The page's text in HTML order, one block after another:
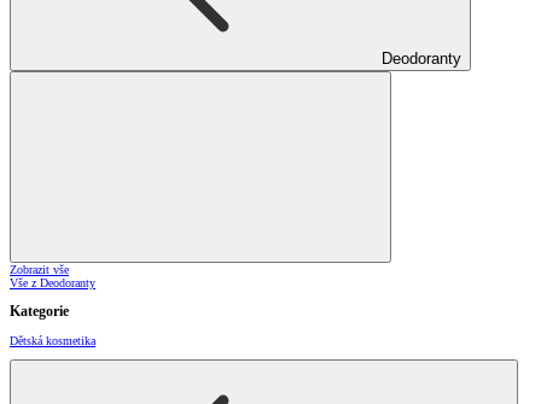
Deodoranty
Zobrazit vše
Vše z Deodoranty
Kategorie
Dětská kosmetika